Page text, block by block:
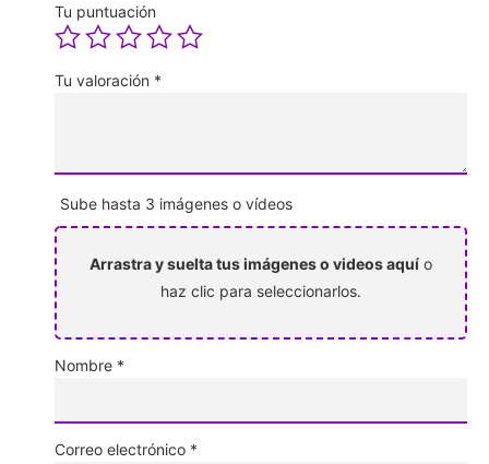
Tu puntuación
Tu valoración *
Sube hasta 3 imágenes o vídeos
Arrastra y suelta tus imágenes o videos aquí o
haz clic para seleccionarlos.
Nombre *
Correo electrónico *